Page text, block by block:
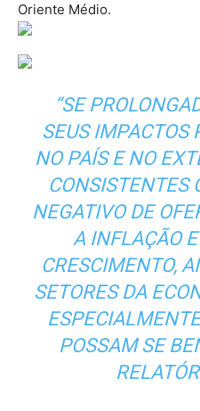
Oriente Médio.
“SE
SEUS IMPACTOS
NO PAÍS E NO
CONSISTENTES
NEGATIVO DE
A INFLAÇÃO
CRESCIMENTO,
SETORES DA
POSSAM SE